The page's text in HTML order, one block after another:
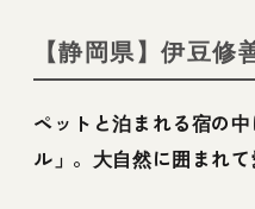
【静岡県】伊豆修
ペットと泊まれる宿の
ル」。大自然に囲まれ